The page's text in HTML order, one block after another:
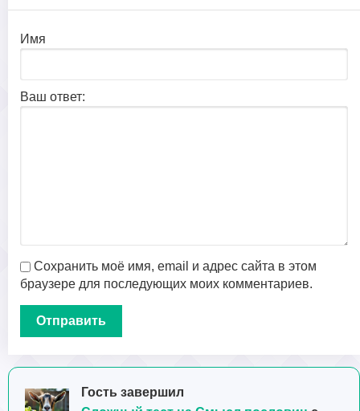
Имя
Ваш ответ:
Сохранить моё имя, email и адрес сайта в этом
браузере для последующих моих комментариев.
Гость завершил